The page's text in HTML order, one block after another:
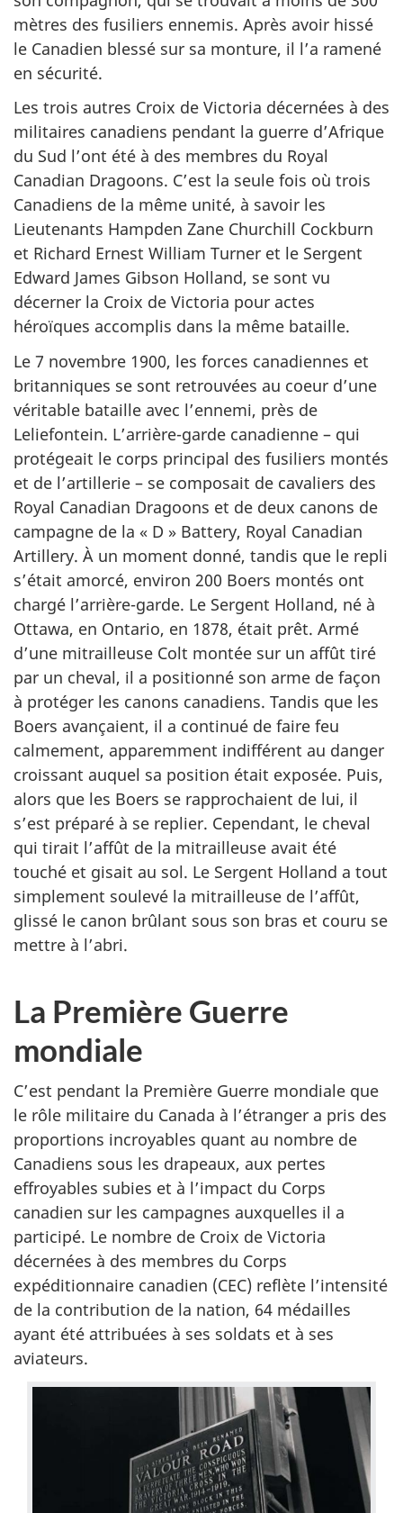
mètres des fusiliers ennemis. Après avoir hissé
le Canadien blessé sur sa monture, il l’a ramené
en sécurité.
Les trois autres Croix de Victoria décernées à des
militaires canadiens pendant la guerre d’Afrique
du Sud l’ont été à des membres du Royal
Canadian Dragoons. C’est la seule fois où trois
Canadiens de la même unité, à savoir les
Lieutenants Hampden Zane Churchill Cockburn
et Richard Ernest William Turner et le Sergent
Edward James Gibson Holland, se sont vu
décerner la Croix de Victoria pour actes
héroïques accomplis dans la même bataille.
Le 7 novembre 1900, les forces canadiennes et
britanniques se sont retrouvées au coeur d’une
véritable bataille avec l’ennemi, près de
Leliefontein. L’arrière-garde canadienne – qui
protégeait le corps principal des fusiliers montés
et de l’artillerie – se composait de cavaliers des
Royal Canadian Dragoons et de deux canons de
campagne de la « D » Battery, Royal Canadian
Artillery. À un moment donné, tandis que le repli
s’était amorcé, environ 200 Boers montés ont
chargé l’arrière-garde. Le Sergent Holland, né à
Ottawa, en Ontario, en 1878, était prêt. Armé
d’une mitrailleuse Colt montée sur un affût tiré
par un cheval, il a positionné son arme de façon
à protéger les canons canadiens. Tandis que les
Boers avançaient, il a continué de faire feu
calmement, apparemment indifférent au danger
croissant auquel sa position était exposée. Puis,
alors que les Boers se rapprochaient de lui, il
s’est préparé à se replier. Cependant, le cheval
qui tirait l’affût de la mitrailleuse avait été
touché et gisait au sol. Le Sergent Holland a tout
simplement soulevé la mitrailleuse de l’affût,
glissé le canon brûlant sous son bras et couru se
mettre à l’abri.
La Première Guerre
mondiale
C’est pendant la Première Guerre mondiale que
le rôle militaire du Canada à l’étranger a pris des
proportions incroyables quant au nombre de
Canadiens sous les drapeaux, aux pertes
effroyables subies et à l’impact du Corps
canadien sur les campagnes auxquelles il a
participé. Le nombre de Croix de Victoria
décernées à des membres du Corps
expéditionnaire canadien (CEC) reflète l’intensité
de la contribution de la nation, 64 médailles
ayant été attribuées à ses soldats et à ses
aviateurs.